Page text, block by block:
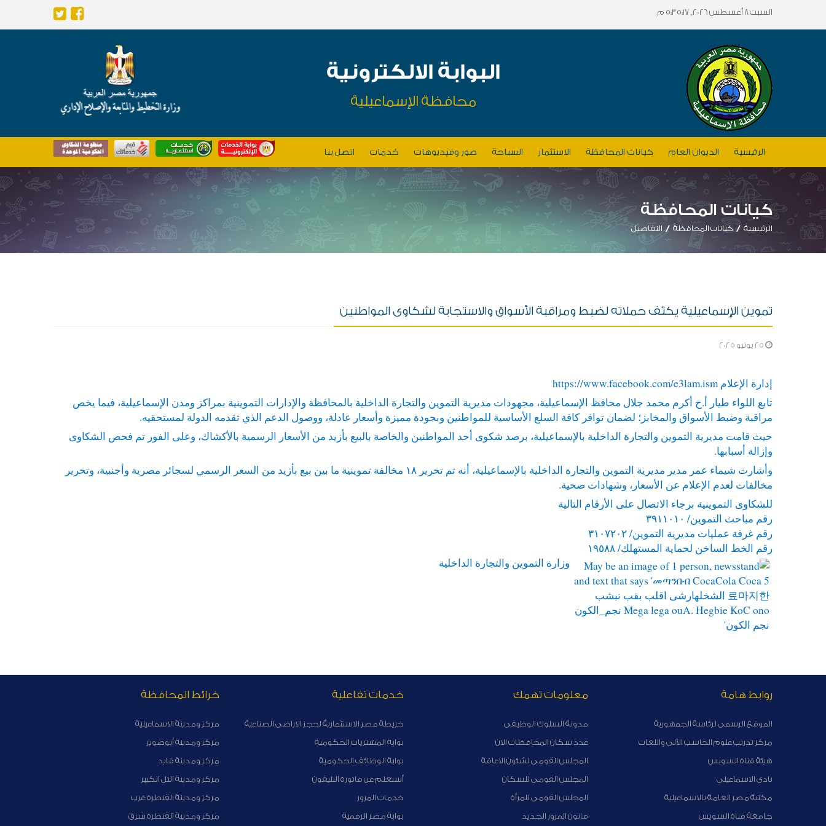
السبت 8 أغسطس 2026, 5:35:17 م
البوابة الالكترونية
محافظة الإسماعيلية
الرئيسية الديوان العام كيانات المحافظة الاستثمار السياحة صور وفيديوهات خدمات اتصل بنا
كيانات المحافظة
الرئيسية كيانات المحافظة التفاصيل
تموين الإسماعيلية يكثف حملاته لضبط ومراقبة الأسواق والاستجابة لشكاوى المواطنين
إدارة الإعلام https://www.facebook.com/e3lam.ism
تابع اللواء طيار أ.ح أكرم محمد جلال محافظ الإسماعيلية، مجهودات مديرية التموين والتجارة الداخلية بالمحافظة والإدارات التموينية بمراكز ومدن الإسماعيلية، فيما يخص
مراقبة وضبط الأسواق والمخابز؛ لضمان توافر كافة السلع الأساسية للمواطنين وبجودة مميزة وأسعار عادلة، ووصول الدعم الذي تقدمه الدولة لمستحقيه.
حيث قامت مديرية التموين والتجارة الداخلية بالإسماعيلية، برصد شكوى أحد المواطنين والخاصة بالبيع بأزيد من الأسعار الرسمية بالأكشاك، وعلى الفور تم فحص الشكاوى
وإزالة أسبابها.
وأشارت شيماء عمر مدير مديرية التموين والتجارة الداخلية بالإسماعيلية، أنه تم تحرير ١٨ مخالفة تموينية ما بين بيع بأزيد من السعر الرسمي لسجائر مصرية وأجنبية، وتحرير
مخالفات لعدم الإعلام عن الأسعار، وشهادات صحية.
للشكاوى التموينية برجاء الاتصال على الأرقام التالية
رقم مباحث التموين/ ٣٩١١٠١٠
رقم غرفة عمليات مديرية التموين/ ٣١٠٧٢٠٢
رقم الخط الساخن لحماية المستهلك/ ١٩٥٨٨
وزارة التموين والتجارة الداخلية
روابط هامة
الموقع الرسمى لرئاسة الجمهورية
مركز تدريب علوم الحاسب الآلى واللغات
هيئة قناة السوبس
نادى الاسماعيلى
مكتبة مصر العامة بالاسماعيلية
جامعة قناة السويس
معلومات تهمك
مدونة السلوك الوظيفى
عدد سكان المحافظات الان
المجلس القومى لشئون الاعاقة
المجلس القومى للسكان
المجلس القومى للمرأة
قانون المرور الجديد
خدمات تفاعلية
خريطة مصر الاستثمارية لحجز الاراضى الصناعية
بوابة المشتريات الحكومية
بوابة الوظائف الحكومية
أستعلم عن فاتورة التليفون
خدمات المرور
بوابة مصر الرقمية
خرائط المحافظة
مركز ومدينة الاسماعيلية
مركز ومدينة أبوصوير
مركز ومدينة فايد
مركز ومدينة التل الكبير
مركز ومدينة القنطرة غرب
مركز ومدينة القنطرة شرق